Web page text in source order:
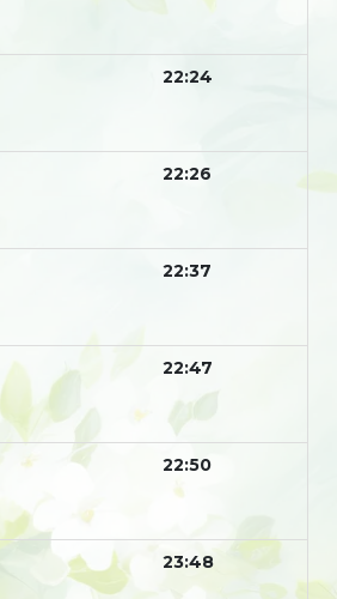
22:24
22:26
22:37
22:47
22:50
23:48